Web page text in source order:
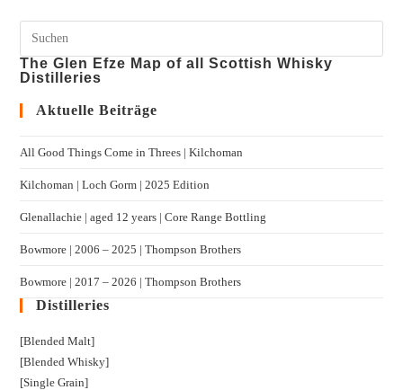
The Glen Efze Map of all Scottish Whisky
Distilleries
Aktuelle Beiträge
All Good Things Come in Threes | Kilchoman
Kilchoman | Loch Gorm​ | 2025 Edition
Glenallachie | aged 12 years | Core Range Bottling
Bowmore | 2006 – 2025 | Thompson Brothers
Bowmore | 2017 – 2026 | Thompson Brothers
Distilleries
[Blended Malt]
[Blended Whisky]
[Single Grain]